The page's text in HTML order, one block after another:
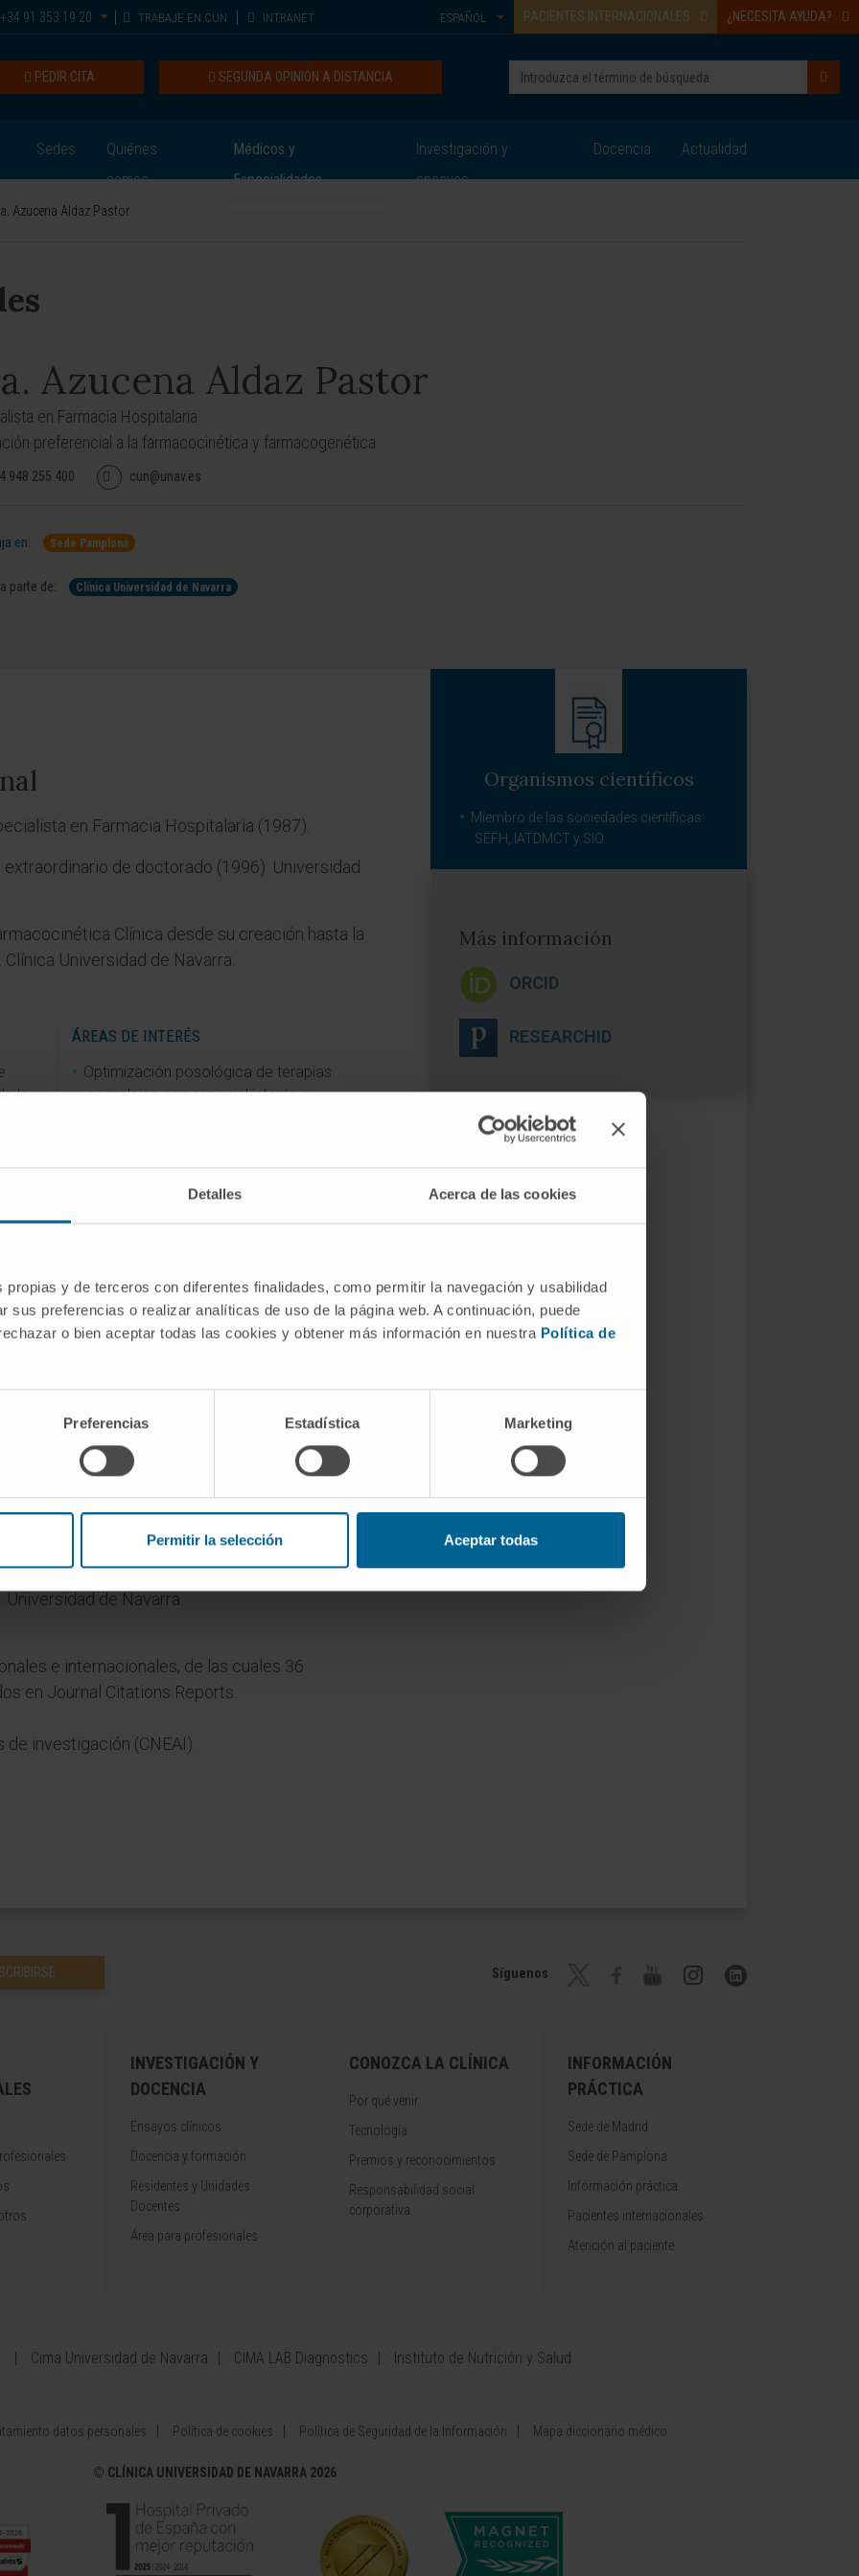
Detalles Acerca de las cookies
propias y de terceros con diferentes finalidades, como permitir la navegación y usabilidad
sus preferencias o realizar analíticas de uso de la página web. A continuación, puede
o bien aceptar todas las cookies y obtener más información en nuestra Política de
Preferencias Estadística Marketing
Permitir la selección Aceptar todas
+34 91 353 19 20 TRABAJE EN CUN INTRANET PACIENTES INTERNACIONALES ¿NECESITA AYUDA?
ESPAÑOL
SEGUNDA OPINIÓN A DISTANCIA
PEDIR CITA
Sedes
Quiénes
somos
Médicos y
Especialidades
Investigación y
ensayos
Docencia Actualidad
Azucena Aldaz Pastor
Azucena Aldaz Pastor
en Farmacia Hospitalaria
preferencial a la farmacocinética y farmacogenética
948 255 400 cun@unav.es
en: Sede Pamplona
parte de: Clínica Universidad de Navarra
en Farmacia Hospitalaria (1987).
de doctorado (1996). Universidad
Clínica desde su creación hasta la
Universidad de Navarra.
la
ÁREAS DE INTERÉS
Optimización posológica de terapias
complejas con especial interés en
doctor, profesor universidad privada en 2010
por la ANECA en 2012.
Facultad de Farmacia y Nutrición desde 2013.
Clínica y Farmacoterapia 5º curso.
de Navarra.
e internacionales, de las cuales 36
en Journal Citations Reports.
investigación (CNEAI).
Organismos científicos
Miembro de las sociedades científicas:
SEFH, IATDMCT y SIO.
Más información
ORCID
RESEARCHID
Síguenos
INVESTIGACIÓN Y
DOCENCIA
Ensayos clínicos
Docencia y formación
Residentes y Unidades
Docentes
Área para profesionales
CONOZCA LA CLÍNICA
Por qué venir
Tecnología
Premios y reconocimientos
Responsabilidad social
corporativa
INFORMACIÓN
PRÁCTICA
Sede de Madrid
Sede de Pamplona
Información práctica
Pacientes internacionales
Atención al paciente
Cima Universidad de Navarra CIMA LAB Diagnostics Instituto de Nutrición y Salud
datos personales Política de cookies Política de Seguridad de la Información Mapa diccionario médico
© CLÍNICA UNIVERSIDAD DE NAVARRA 2026